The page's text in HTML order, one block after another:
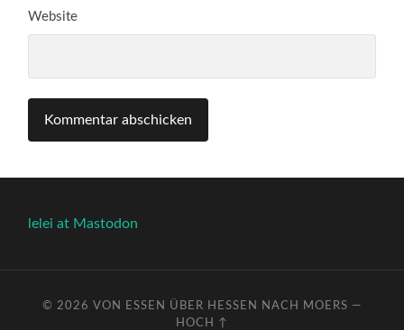
Website
lelei at Mastodon
© 2026 VON ESSEN ÜBER HESSEN NACH MOERS —
HOCH ↑